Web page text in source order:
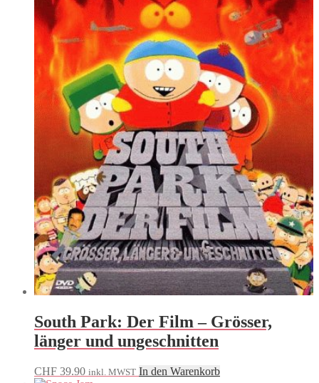
South Park: Der Film – Grösser,
länger und ungeschnitten
CHF 39.90 inkl. MWST In den Warenkorb